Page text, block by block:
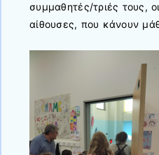
συμμαθητές/τριές τους,
αίθουσες, που κάνουν